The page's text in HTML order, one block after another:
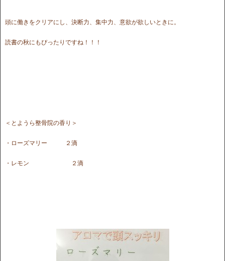
頭に働きをクリアにし、決断力、集中力、意欲が欲しいときに。
読書の秋にもぴったりですね！！！
＜とようら整骨院の香り＞
・ローズマリー ２滴
・レモン ２滴